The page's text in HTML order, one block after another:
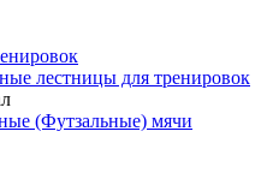
лестницы для тренировок
(Футзальные) мячи